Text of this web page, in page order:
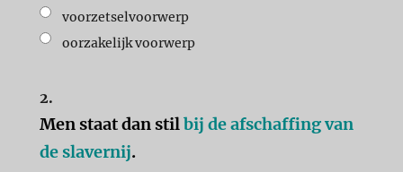
voorzetselvoorwerp
oorzakelijk voorwerp
2.
Men staat dan stilbij de afschaffing van
de slavernij.